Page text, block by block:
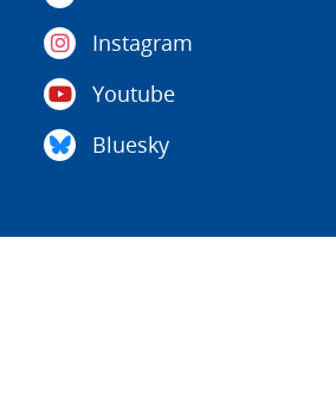
Instagram
Youtube
Bluesky